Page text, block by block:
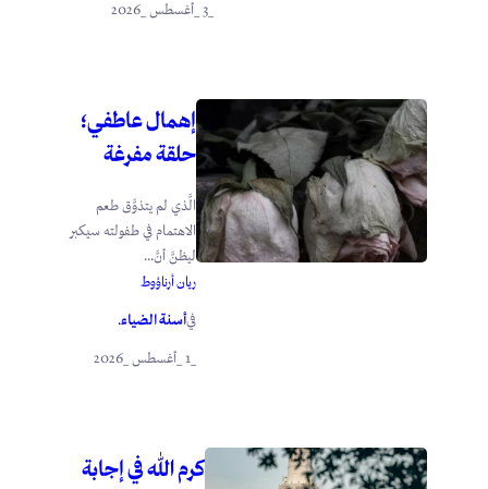
إهمال عاطفي؛
حلقة مفرغة
الَّذي لم يتذوَّق طعم
الاهتمام في طفولته سيكبر
ليظنَّ أنَّ...
ريان أرناؤوط
فيأسنة الضياء.
_1 _أغسطس _2026
كرم الله في إجابة